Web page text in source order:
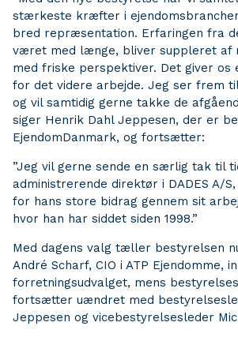
stærkeste kræfter i
bred repræsentation. Erfaringen fra
været med længe, bliver suppleret af
med friske perspektiver. Det giver
for det videre arbejde. Jeg ser frem
og vil samtidig gerne takke de
siger Henrik Dahl Jeppesen, der er
EjendomDanmark, og fortsætter:
”Jeg vil gerne sende en særlig tak til
administrerende direktør i DADES A/
for hans store bidrag gennem sit
hvor han har siddet siden 1998.”
Med dagens valg tæller bestyrelsen
André Scharf, CIO i ATP Ejendomme,
forretningsudvalget, mens
fortsætter uændret med
Jeppesen og vicebestyrelsesleder